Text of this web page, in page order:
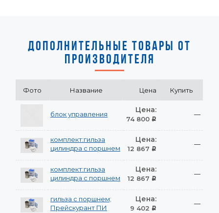
ДОПОЛНИТЕЛЬНЫЕ ТОВАРЫ ОТ
ПРОИЗВОДИТЕЛЯ
Фото Название Цена Купить
блок управления Цена:
74 800 Р
—
комплект:гильза
цилиндра с поршнем
Цена:
12 867 Р
—
комплект:гильза
цилиндра с поршнем
Цена:
12 867 Р
—
гильза с поршнем;
Прейскурант ПИ
Цена:
9 402 Р
—